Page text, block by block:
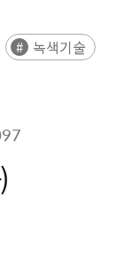
녹색기술